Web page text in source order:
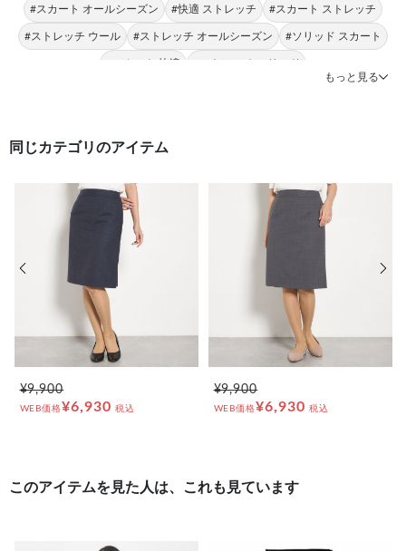
#スカート オールシーズン #快適 ストレッチ #スカート ストレッチ
#ストレッチ ウール #ストレッチ オールシーズン #ソリッド スカート
#スカート 快適
#ストレッチ ソリッド
もっと見る
同じカテゴリのアイテム
¥9,900
WEB価格¥6,930 税込
¥9,900
WEB価格¥6,930 税込
前の画像
このアイテムを見た人は、これも見ています